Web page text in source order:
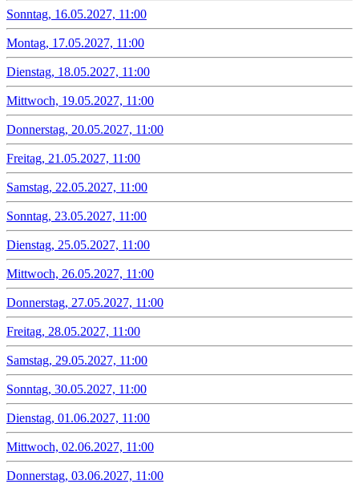
Sonntag, 16.05.2027, 11:00
Montag, 17.05.2027, 11:00
Dienstag, 18.05.2027, 11:00
Mittwoch, 19.05.2027, 11:00
Donnerstag, 20.05.2027, 11:00
Freitag, 21.05.2027, 11:00
Samstag, 22.05.2027, 11:00
Sonntag, 23.05.2027, 11:00
Dienstag, 25.05.2027, 11:00
Mittwoch, 26.05.2027, 11:00
Donnerstag, 27.05.2027, 11:00
Freitag, 28.05.2027, 11:00
Samstag, 29.05.2027, 11:00
Sonntag, 30.05.2027, 11:00
Dienstag, 01.06.2027, 11:00
Mittwoch, 02.06.2027, 11:00
Donnerstag, 03.06.2027, 11:00